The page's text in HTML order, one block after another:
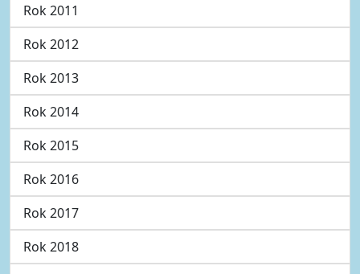
Rok 2011
Rok 2012
Rok 2013
Rok 2014
Rok 2015
Rok 2016
Rok 2017
Rok 2018